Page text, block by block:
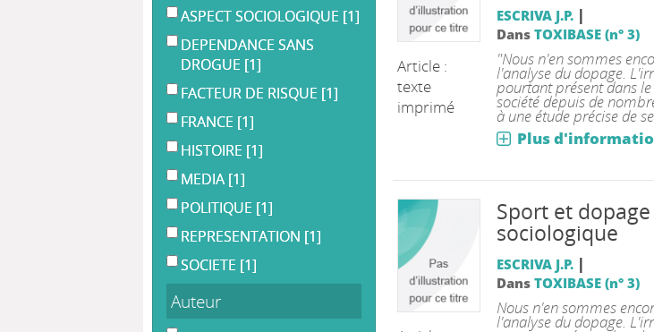
Article :
texte
imprimé
ESCRIVA J.P. |
Dans TOXIBASE (n° 3)
"Nous n'en sommes
l'analyse du dopage.
pourtant présent dans
société depuis de
à une étude précise de
Plus
Sport et
sociologique
ESCRIVA J.P. |
Dans TOXIBASE (n° 3)
Nous n'en sommes
l'analyse du dopage.
ASPECT SOCIOLOGIQUE [1]
DEPENDANCE SANS
DROGUE [1]
FACTEUR DE RISQUE [1]
FRANCE [1]
HISTOIRE [1]
MEDIA [1]
POLITIQUE [1]
REPRESENTATION [1]
SOCIETE [1]
Auteur